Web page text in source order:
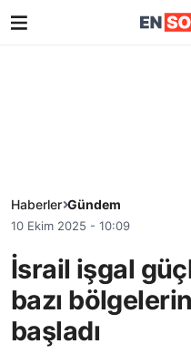
Haberler Gündem
10 Ekim 2025 - 10:09
İsrail işgal
bazı
başladı